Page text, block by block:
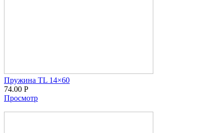
Пружина TL 14×60
74.00 Р
Просмотр